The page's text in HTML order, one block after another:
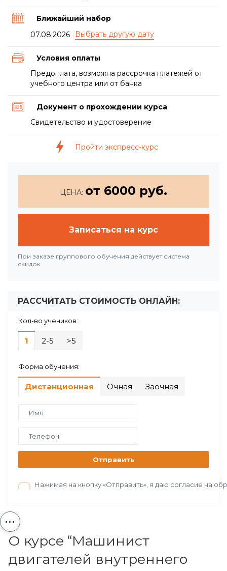
Ближайший набор
07.08.2026
Условия оплаты
Предоплата, возможна рассрочка платежей от
учебного центра или от банка
Документ о прохождении курса
Свидетельство и удостоверение
Пройти экспресс-курс
ЦЕНА: от 6000 руб.
Записаться на курс
При заказе группового обучения действует система
скидок
РАССЧИТАТЬ СТОИМОСТЬ ОНЛАЙН:
Кол-во учеников:
1 2-5 >5
Форма обучения:
Дистанционная Очная Заочная
Отправить
Нажимая на кнопку «Отправить», я даю согласие на
...
О курсе “Машинист
двигателей внутреннего